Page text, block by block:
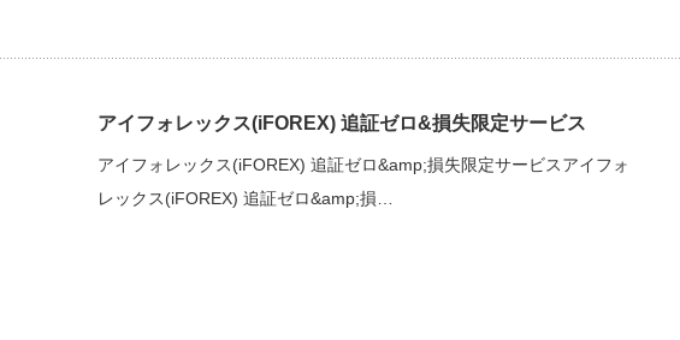
アイフォレックス(iFOREX) 追証ゼロ&損失限定サービス
アイフォレックス(iFOREX) 追証ゼロ&amp;損失限定サービスアイフォ
レックス(iFOREX) 追証ゼロ&amp;損…